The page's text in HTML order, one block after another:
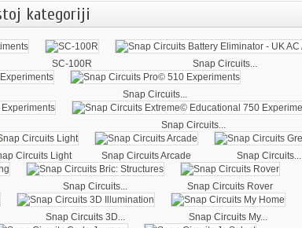
kategoriji
SC-100R Snap Circuits...
Snap Circuits...
Snap Circuits...
Circuits Light Snap Circuits Arcade Snap Circuits...
Snap Circuits... Snap Circuits Rover
Snap Circuits 3D... Snap Circuits My...